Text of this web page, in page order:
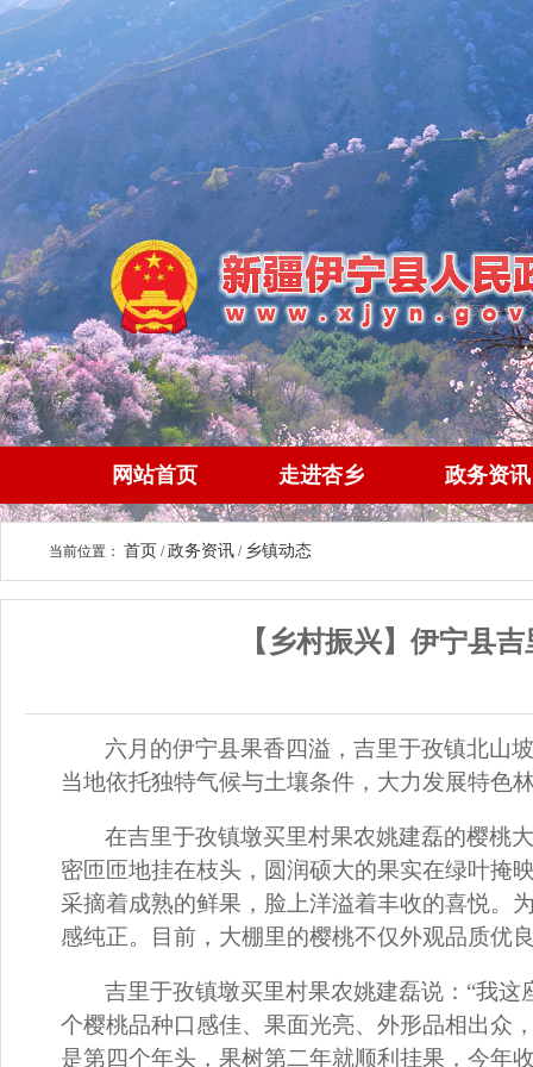
网站首页 走进杏乡 政务资讯
当前位置： 首页 /政务资讯 / 乡镇动态
【乡村振兴】伊宁县
六月的伊宁县果香四溢，吉里于孜镇北山
当地依托独特气候与土壤条件，大力发展特色
在吉里于孜镇墩买里村果农姚建磊的樱
密匝匝地挂在枝头，圆润硕大的果实在绿叶掩
采摘着成熟的鲜果，脸上洋溢着丰收的喜悦。
感纯正。目前，大棚里的樱桃不仅外观品质优
吉里于孜镇墩买里村果农姚建磊说：“我这
个樱桃品种口感佳、果面光亮、外形品相出众
是第四个年头，果树第二年就顺利挂果，今年